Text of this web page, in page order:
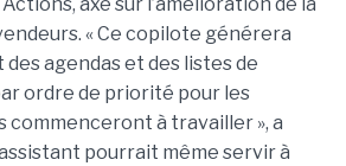
axé sur l’amélioration de la
« Ce copilote générera
agendas et des listes de
ordre de priorité pour les
commenceront à travailler », a
pourrait même servir à